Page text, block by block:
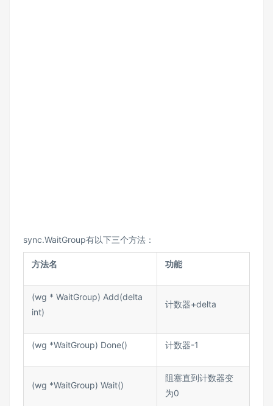
sync.WaitGroup有以下三个方法：
方法名 功能
(wg * WaitGroup) Add(delta
int)
计数器+delta
(wg *WaitGroup) Done() 计数器-1
(wg *WaitGroup) Wait()
阻塞直到计数器变
为0